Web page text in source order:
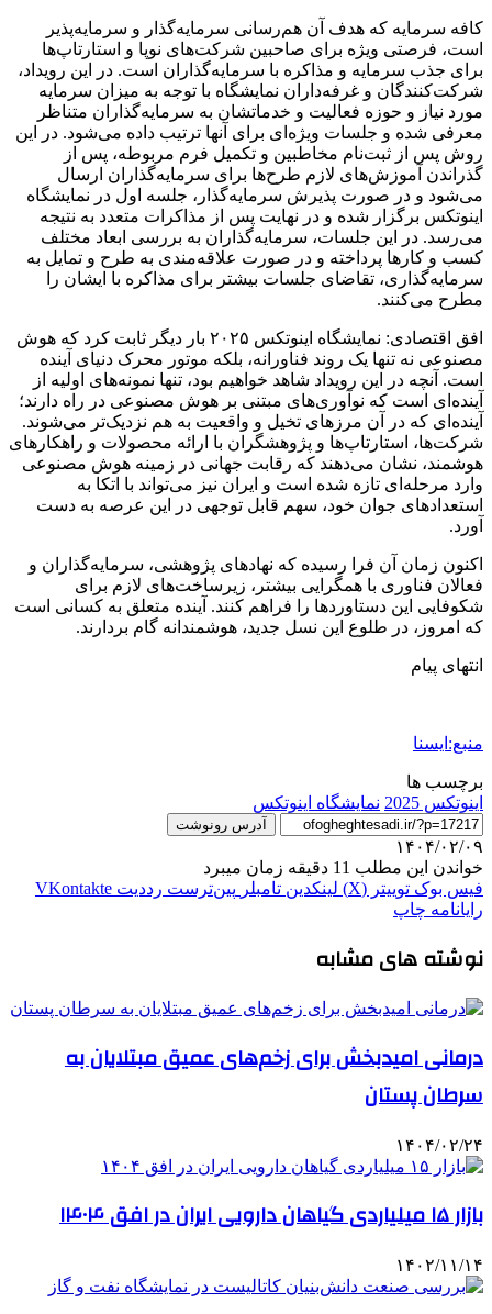
کافه سرمایه که هدف آن هم‌رسانی سرمایه‌گذار و سرمایه‌پذیر
است، فرصتی ویژه برای صاحبین شرکت‌های نوپا و استارتاپ‌ها
برای جذب سرمایه و مذاکره با سرمایه‌گذاران است. در این رویداد،
شرکت‌کنندگان و غرفه‌داران نمایشگاه با توجه به میزان سرمایه
مورد نیاز و حوزه فعالیت و خدماتشان به سرمایه‌گذاران متناظر
معرفی شده و جلسات ویژه‌ای برای آنها ترتیب داده می‌شود. در این
روش پس از ثبت‌نام مخاطبین و تکمیل فرم مربوطه، پس از
گذراندن آموزش‌های لازم طرح‌ها برای سرمایه‌گذاران ارسال
می‌شود و در صورت پذیرش سرمایه‌گذار، جلسه‌ اول در نمایشگاه
اینوتکس برگزار شده و در نهایت پس از مذاکرات متعدد به نتیجه
می‌رسد. در این جلسات، سرمایه‌گذاران به بررسی ابعاد مختلف
کسب و کارها پرداخته و در صورت علاقه‌مندی به طرح و تمایل به
سرمایه‌گذاری، تقاضای جلسات بیشتر برای مذاکره با ایشان را
مطرح می‌کنند.
افق اقتصادی: نمایشگاه اینوتکس ۲۰۲۵ بار دیگر ثابت کرد که هوش
مصنوعی نه تنها یک روند فناورانه، بلکه موتور محرک دنیای آینده
است. آنچه در این رویداد شاهد خواهیم بود، تنها نمونه‌های اولیه از
آینده‌ای است که نوآوری‌های مبتنی بر هوش مصنوعی در راه دارند؛
آینده‌ای که در آن مرزهای تخیل و واقعیت به هم نزدیک‌تر می‌شوند.
شرکت‌ها، استارتاپ‌ها و پژوهشگران با ارائه محصولات و راهکارهای
هوشمند، نشان می‌دهند که رقابت جهانی در زمینه هوش مصنوعی
وارد مرحله‌ای تازه شده است و ایران نیز می‌تواند با اتکا به
استعدادهای جوان خود، سهم قابل توجهی در این عرصه به دست
آورد.
اکنون زمان آن فرا رسیده که نهادهای پژوهشی، سرمایه‌گذاران و
فعالان فناوری با همگرایی بیشتر، زیرساخت‌های لازم برای
شکوفایی این دستاوردها را فراهم کنند. آینده متعلق به کسانی است
که امروز، در طلوع این نسل جدید، هوشمندانه گام بردارند.
انتهای پیام
منبع:ایسنا
برچسب ها
اینوتکس 2025
نمایشگاه اینوتکس
آدرس رونوشت
۱۴۰۴/۰۲/۰۹
خواندن این مطلب 11 دقیقه زمان میبرد
فیس بوک توییتر (X) لینکدین ‫تامبلر ‫پین‌ترست ‫رددیت ‫VKontakte
رایانامه چاپ
نوشته های مشابه
درمانی امیدبخش برای زخم‌های عمیق مبتلایان به
سرطان پستان
۱۴۰۴/۰۲/۲۴
بازار ۱۵ میلیاردی گیاهان دارویی ایران در افق ۱۴۰۴
۱۴۰۲/۱۱/۱۴